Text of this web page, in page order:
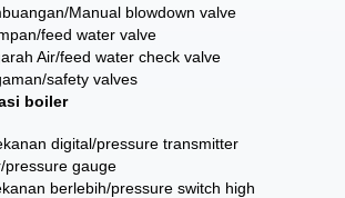
Manual blowdown valve
feed water valve
Air/feed water check valve
safety valves
boiler
digital/pressure transmitter
pressure gauge
berlebih/pressure switch high